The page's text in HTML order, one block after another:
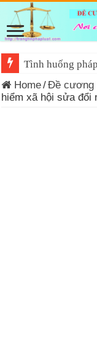
Đề cương tuyên
Home/Đề cương
hiểm xã hội sửa đổi